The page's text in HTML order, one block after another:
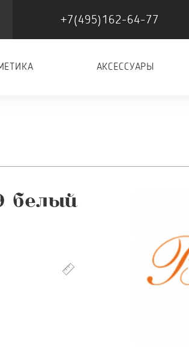
+7(495)162-64-77
АКСЕССУАРЫ
белый